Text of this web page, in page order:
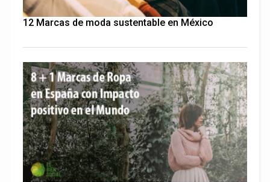
12 Marcas de moda sustentable en México